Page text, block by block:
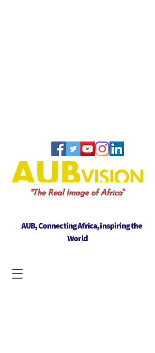
"The Real Image of Africa"
AUB, Connecting Africa, inspiring the
World